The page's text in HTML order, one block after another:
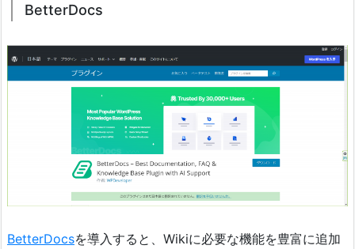
BetterDocs
BetterDocsを導入すると、Wikiに必要な機能を豊富に追加